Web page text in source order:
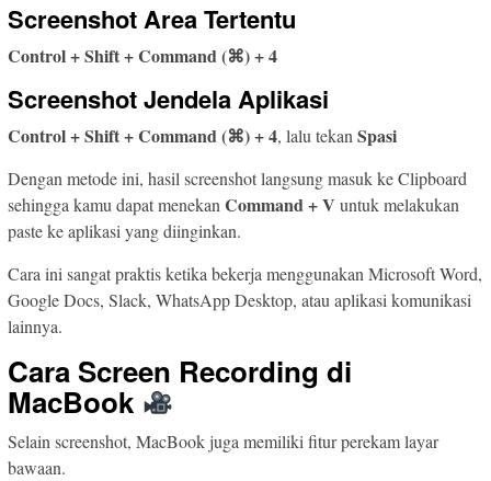
Screenshot Area Tertentu
Control + Shift + Command (⌘) + 4
Screenshot Jendela Aplikasi
Control + Shift + Command (⌘) + 4, lalu tekan Spasi
Dengan metode ini, hasil screenshot langsung masuk ke Clipboard
sehingga kamu dapat menekan Command + V untuk melakukan
paste ke aplikasi yang diinginkan.
Cara ini sangat praktis ketika bekerja menggunakan Microsoft Word,
Google Docs, Slack, WhatsApp Desktop, atau aplikasi komunikasi
lainnya.
Cara Screen Recording di
MacBook
Selain screenshot, MacBook juga memiliki fitur perekam layar
bawaan.